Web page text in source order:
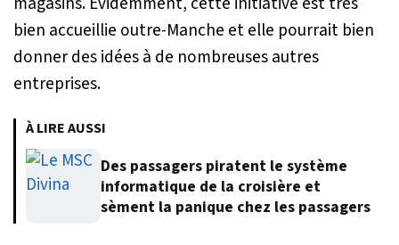
bien accueillie outre-Manche et elle pourrait bien
donner des idées à de nombreuses autres
entreprises.
À LIRE AUSSI
Des passagers piratent le système
informatique de la croisière et
sèment la panique chez les passagers